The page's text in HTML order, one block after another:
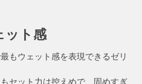
ット感
もウェット感を表現できるゼリ
セット力は控えめで、固めすぎ